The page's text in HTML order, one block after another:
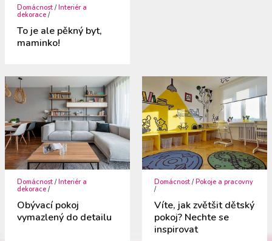
Domácnost / Interiér a
dekorace /
To je ale pěkný byt,
maminko!
Domácnost /Interiér a
dekorace /
Obývací pokoj
vymazlený do detailu
Domácnost /Pokoje a pracovny
/
Víte, jak zvětšit dětský
pokoj? Nechte se
inspirovat